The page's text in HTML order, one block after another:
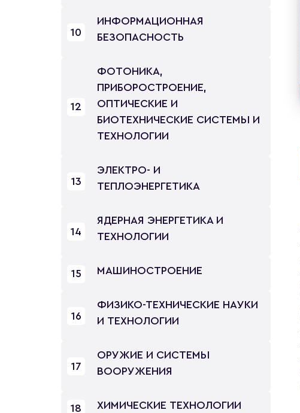
10
ИНФОРМАЦИОННАЯ
БЕЗОПАСНОСТЬ
12
ФОТОНИКА,
ПРИБОРОСТРОЕНИЕ,
ОПТИЧЕСКИЕ И
БИОТЕХНИЧЕСКИЕ СИСТЕМЫ И
ТЕХНОЛОГИИ
13
ЭЛЕКТРО- И
ТЕПЛОЭНЕРГЕТИКА
14
ЯДЕРНАЯ ЭНЕРГЕТИКА И
ТЕХНОЛОГИИ
15 МАШИНОСТРОЕНИЕ
16
ФИЗИКО-ТЕХНИЧЕСКИЕ НАУКИ
И ТЕХНОЛОГИИ
17
ОРУЖИЕ И СИСТЕМЫ
ВООРУЖЕНИЯ
18 ХИМИЧЕСКИЕ ТЕХНОЛОГИИ